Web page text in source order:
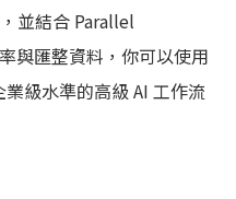
並結合 Parallel
與匯整資料，你可以使用
級水準的高級 AI 工作流